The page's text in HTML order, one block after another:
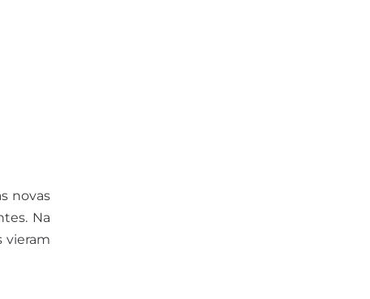
novas
Na
vieram